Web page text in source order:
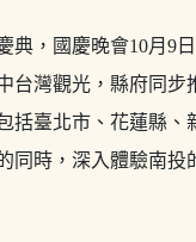
典，國慶晚會10月9
台灣觀光，縣府同
括臺北市、花蓮縣、
同時，深入體驗南投